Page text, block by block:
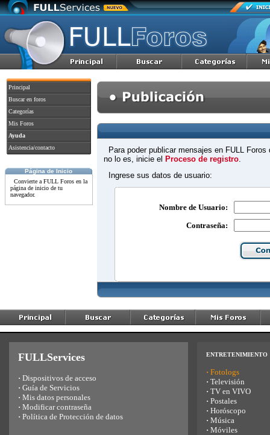
Principal
Buscar en foros
Categorías
Mis Foros
Ayuda
Asistencia/contacto
Página de Inicio
Convierte a FULL Foros en la
página de inicio de tu
navegador.
Para poder publicar mensajes en FULL
no lo es, inicie el Proceso de registro.
Ingrese sus datos de usuario:
Nombre de Usuario:
Contraseña:
FULLServices
· Dispositivos de acceso
· Guía de Servicios
· Mis datos personales
· Modificar contraseña
· Política de Protección de datos
ENTRETENIMIENTO
· Fotologs
· Televisión
· TV en VIVO
· Postales
· Horóscopo
· Música
· Móviles